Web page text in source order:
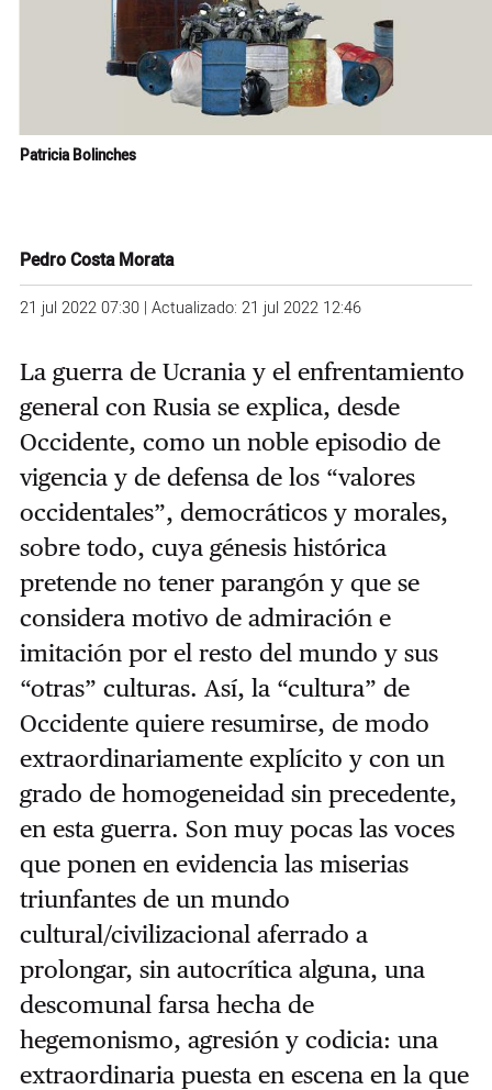
Patricia Bolinches
Pedro Costa Morata
21 jul 2022 07:30 | Actualizado: 21 jul 2022 12:46
La guerra de Ucrania y el enfrentamiento
general con Rusia se explica, desde
Occidente, como un noble episodio de
vigencia y de defensa de los “valores
occidentales”, democráticos y morales,
sobre todo, cuya génesis histórica
pretende no tener parangón y que se
considera motivo de admiración e
imitación por el resto del mundo y sus
“otras” culturas. Así, la “cultura” de
Occidente quiere resumirse, de modo
extraordinariamente explícito y con un
grado de homogeneidad sin precedente,
en esta guerra. Son muy pocas las voces
que ponen en evidencia las miserias
triunfantes de un mundo
cultural/civilizacional aferrado a
prolongar, sin autocrítica alguna, una
descomunal farsa hecha de
hegemonismo, agresión y codicia: una
extraordinaria puesta en escena en la que